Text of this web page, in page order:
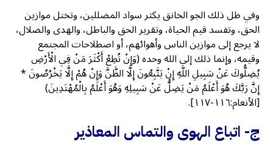
وفي ظل ذلك الجو الخانق يكثر سواد المضللين، وتختل موازين
الحق، وتفسد قيم الحياة، وتقرير الحق والباطل، والهدى والضلال،
لا يرجع إلى موازين الناس وأهوائهم، أو اصطلاحات المجتمع
وقيمه، وإنما ذلك إلى الله وحده (وَإِنْ تُطِعْ أَكْثَرَ مَنْ فِي الْأَرْضِ
يُضِلُّوكَ عَنْ سَبِيلِ اللَّهِ إِنْ يَتَّبِعُونَ إِلَّا الظَّنَّ وَإِنْ هُمْ إِلَّا يَخْرُصُونَ *
إِنَّ رَبَّكَ هُوَ أَعْلَمُ مَنْ يَضِلُّ عَنْ سَبِيلِهِ وَهُوَ أَعْلَمُ بِالْمُهْتَدِينَ)
[الأنعام:١١٦-١١٧].
ج- اتباع الهوى والتماس المعاذير